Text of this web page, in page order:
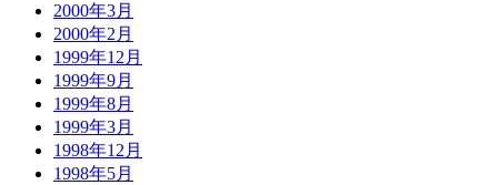
2000年3月
2000年2月
1999年12月
1999年9月
1999年8月
1999年3月
1998年12月
1998年5月